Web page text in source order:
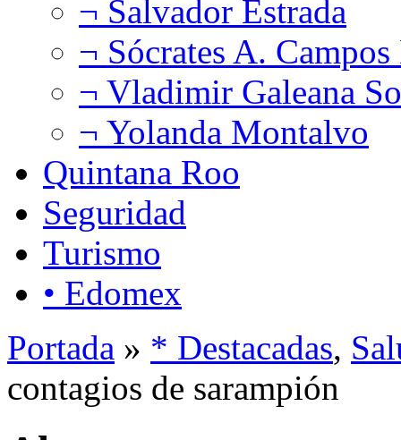
¬ Salvador Estrada
¬ Sócrates A.
¬ Vladimir Galeana
¬ Yolanda Montalvo
Quintana Roo
Seguridad
Turismo
• Edomex
Portada » * Destacadas,
contagios de sarampión